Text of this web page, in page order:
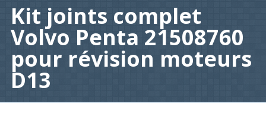
Kit joints complet
Volvo Penta 21508760
pour révision moteurs
D13